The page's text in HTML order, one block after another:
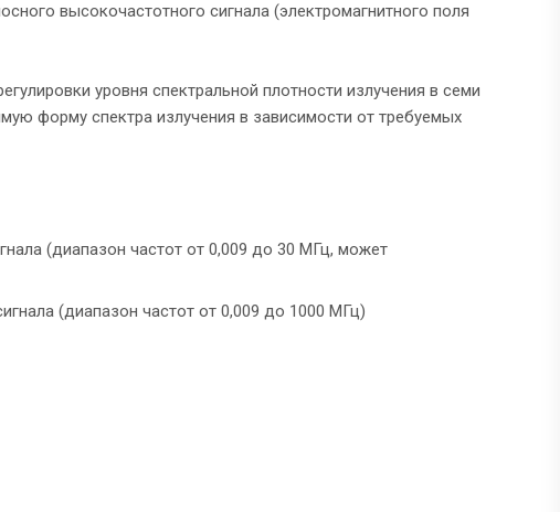
высокочастотного сигнала (электромагнитного поля
уровня спектральной плотности излучения в семи
форму спектра излучения в зависимости от требуемых
(диапазон частот от 0,009 до 30 МГц, может
(диапазон частот от 0,009 до 1000 МГц)